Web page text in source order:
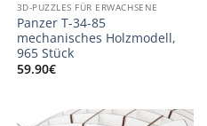
3D-PUZZLES FÜR ERWACHSENE
Panzer T-34-85
mechanisches Holzmodell,
965 Stück
59.90€